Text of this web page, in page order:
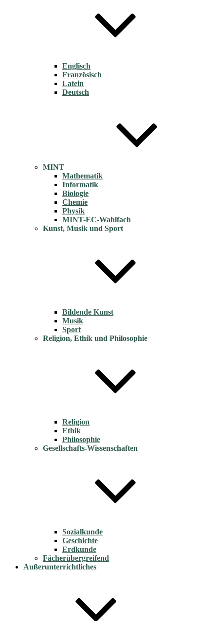
Englisch
Französisch
Latein
Deutsch
MINT
Mathematik
Informatik
Biologie
Chemie
Physik
MINT-EC-Wahlfach
Kunst, Musik und Sport
Bildende Kunst
Musik
Sport
Religion, Ethik und Philosophie
Religion
Ethik
Philosophie
Gesellschafts-Wissenschaften
Sozialkunde
Geschichte
Erdkunde
Fächerübergreifend
Außerunterrichtliches